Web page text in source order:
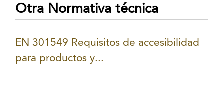
Otra Normativa técnica
EN 301549 Requisitos de accesibilidad
para productos y...